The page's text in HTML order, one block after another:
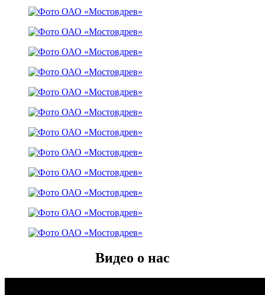
Видео о нас